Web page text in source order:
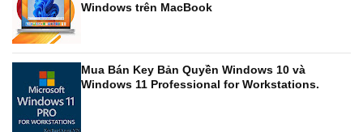
Windows trên MacBook
Mua Bán Key Bản Quyền Windows 10 và
Windows 11 Professional for Workstations.